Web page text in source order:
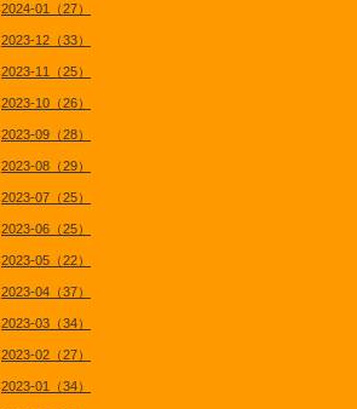
2024-01（27）
2023-12（33）
2023-11（25）
2023-10（26）
2023-09（28）
2023-08（29）
2023-07（25）
2023-06（25）
2023-05（22）
2023-04（37）
2023-03（34）
2023-02（27）
2023-01（34）